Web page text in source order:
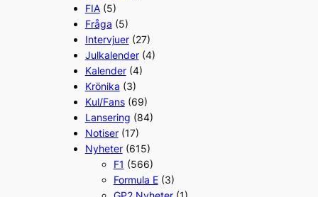
FIA(5)
Fråga (5)
Intervjuer(27)
Julkalender(4)
Kalender(4)
Krönika (3)
Kul/Fans(69)
Lansering (84)
Notiser(17)
Nyheter(615)
F1 (566)
Formula E(3)